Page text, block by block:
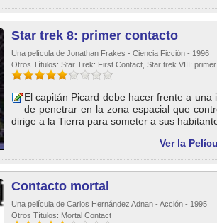
Star trek 8: primer contacto
Una película de Jonathan Frakes - Ciencia Ficción - 1996
Otros Títulos: Star Trek: First Contact, Star trek VIII:
El capitán Picard debe hacer frente a
de penetrar en la zona espacial que
dirige a la Tierra para someter a sus
Ver la
Contacto mortal
Una película de Carlos Hernández Adnan - Acción - 1995
Otros Títulos: Mortal Contact